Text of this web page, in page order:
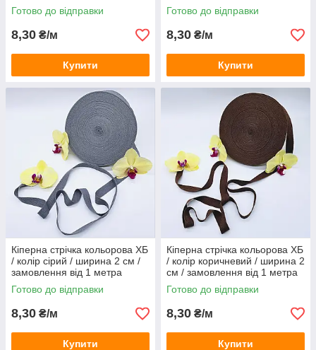
Готово до відправки
8,30 ₴/м
Купити
Готово до відправки
8,30 ₴/м
Купити
Кіперна стрічка кольорова ХБ
/ колір сірий / ширина 2 см /
замовлення від 1 метра
Готово до відправки
8,30 ₴/м
Купити
Кіперна стрічка кольорова ХБ
/ колір коричневий / ширина 2
см / замовлення від 1 метра
Готово до відправки
8,30 ₴/м
Купити